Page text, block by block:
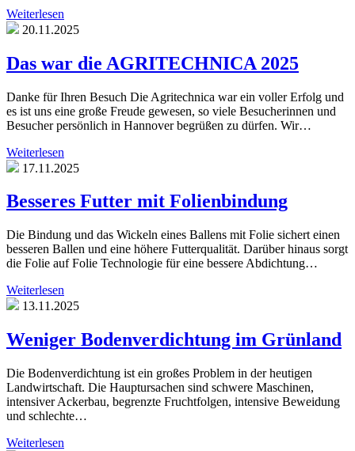
Weiterlesen
20.11.2025
Das war die AGRITECHNICA 2025
Danke für Ihren Besuch Die Agritechnica war ein voller Erfolg und
es ist uns eine große Freude gewesen, so viele Besucherinnen und
Besucher persönlich in Hannover begrüßen zu dürfen. Wir…
Weiterlesen
17.11.2025
Besseres Futter mit Folienbindung
Die Bindung und das Wickeln eines Ballens mit Folie sichert einen
besseren Ballen und eine höhere Futterqualität. Darüber hinaus sorgt
die Folie auf Folie Technologie für eine bessere Abdichtung…
Weiterlesen
13.11.2025
Weniger Bodenverdichtung im Grünland
Die Bodenverdichtung ist ein großes Problem in der heutigen
Landwirtschaft. Die Hauptursachen sind schwere Maschinen,
intensiver Ackerbau, begrenzte Fruchtfolgen, intensive Beweidung
und schlechte…
Weiterlesen